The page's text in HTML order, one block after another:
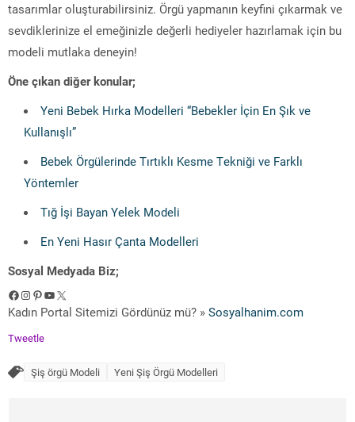
tasarımlar oluşturabilirsiniz. Örgü yapmanın keyfini çıkarmak ve
sevdiklerinize el emeğinizle değerli hediyeler hazırlamak için bu
modeli mutlaka deneyin!
Öne çıkan diğer konular;
Yeni Bebek Hırka Modelleri “Bebekler İçin En Şık ve
Kullanışlı”
Bebek Örgülerinde Tırtıklı Kesme Tekniği ve Farklı
Yöntemler
Tığ İşi Bayan Yelek Modeli
En Yeni Hasır Çanta Modelleri
Sosyal Medyada Biz;
Facebook
Instagram
Pinterest
YouTube
X
Kadın Portal Sitemizi Gördünüz mü? » Sosyalhanim.com
Tweetle
Şiş örgü Modeli Yeni Şiş Örgü Modelleri